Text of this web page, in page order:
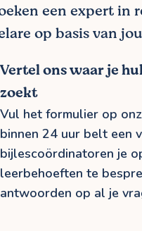
een expert in
op basis van
Vertel ons waar je
zoekt
Vul het formulier op
binnen 24 uur belt een
bijlescoördinatoren je
leerbehoeften te
antwoorden op al je